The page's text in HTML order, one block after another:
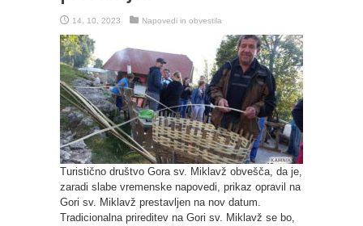
14. 10. 2023 Napovedi in obvestila
Turistično društvo Gora sv. Miklavž obvešča, da je,
zaradi slabe vremenske napovedi, prikaz opravil na
Gori sv. Miklavž prestavljen na nov datum.
Tradicionalna prireditev na Gori sv. Miklavž se bo,